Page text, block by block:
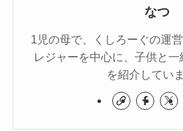
なつ
1児の母で、くしろーぐの運
レジャーを中心に、子供と一
を紹介していま